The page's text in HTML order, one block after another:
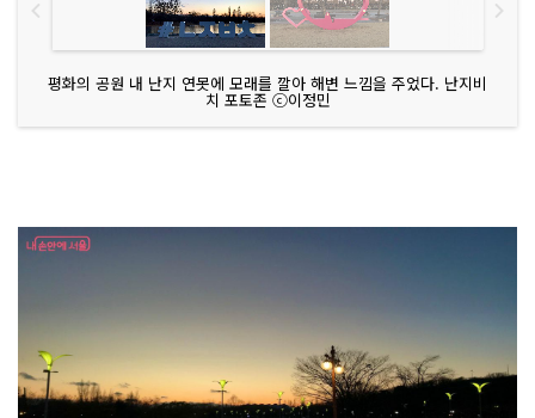
평화의 공원 내 난지 연못에 모래를 깔아 해변 느낌을 주었다. 난지비
치 포토존 ⓒ이정민